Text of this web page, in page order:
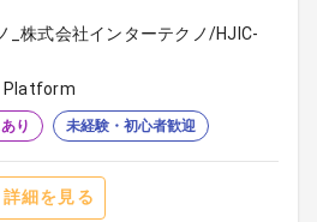
_株式会社インターテクノ/HJIC-
Platform
り 未経験・初心者歓迎
詳細を見る